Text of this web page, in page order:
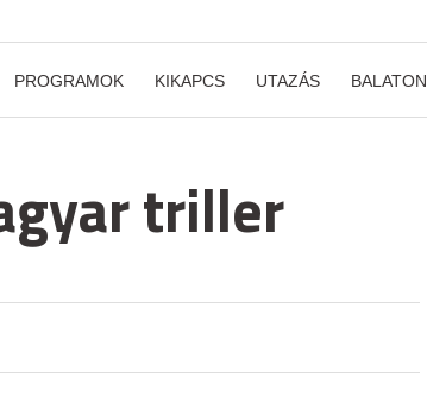
PROGRAMOK KIKAPCS UTAZÁS BALATON
triller